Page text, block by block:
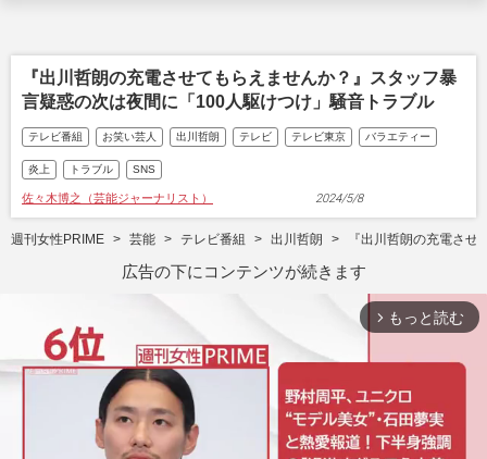
『出川哲朗の充電させてもらえませんか？』スタッフ暴
言疑惑の次は夜間に「100人駆けつけ」騒音トラブル
テレビ番組 お笑い芸人 出川哲朗 テレビ テレビ東京 バラエティー
炎上 トラブル SNS
佐々木博之（芸能ジャーナリスト） 2024/5/8
週刊女性PRIME 芸能 テレビ番組 出川哲朗 『出川哲朗の充電さ
広告の下にコンテンツが続きます
arrow_forward_ios もっと読む